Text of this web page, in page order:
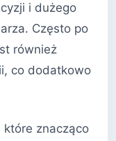
i dużego
Często po
również
co dodatkowo
które znacząco